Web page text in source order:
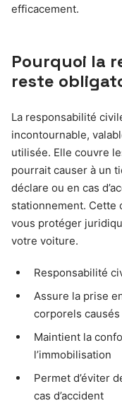
efficacement.
Pourquoi la
reste
La responsabilité
incontournable,
utilisée. Elle couvre
pourrait causer à un
déclare ou en cas
stationnement.
vous protéger
votre voiture.
Responsabilité
Assure la prise
corporels causés
Maintient la
l’immobilisation
Permet d’éviter
cas d’accident